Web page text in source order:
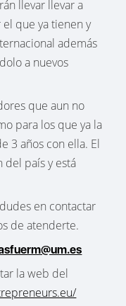
llevar llevar a
que ya tienen y
además
a nuevos
que aun no
para los que ya la
3 años con ella. El
del país y está
en contactar
de atenderte.
la web del